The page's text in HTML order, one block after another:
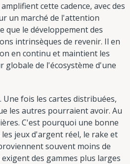
cette cadence, avec des
un marché de l'attention
que le développement des
intrinsèques de revenir. Il en
en continu et maintient les
globale de l'écosystème d'une
fois les cartes distribuées,
les autres pourraient avoir. Au
C'est pourquoi une bonne
jeux d'argent réel, le rake et
souvent moins de
des gammes plus larges